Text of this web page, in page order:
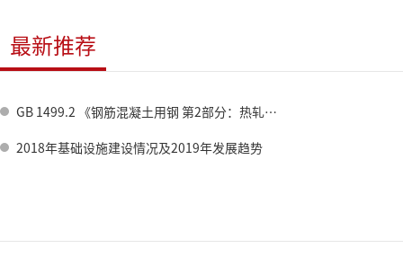
最新推荐
GB 1499.2 《钢筋混凝土用钢 第2部分：热轧带肋钢筋》标准修订情况
2018年基础设施建设情况及2019年发展趋势